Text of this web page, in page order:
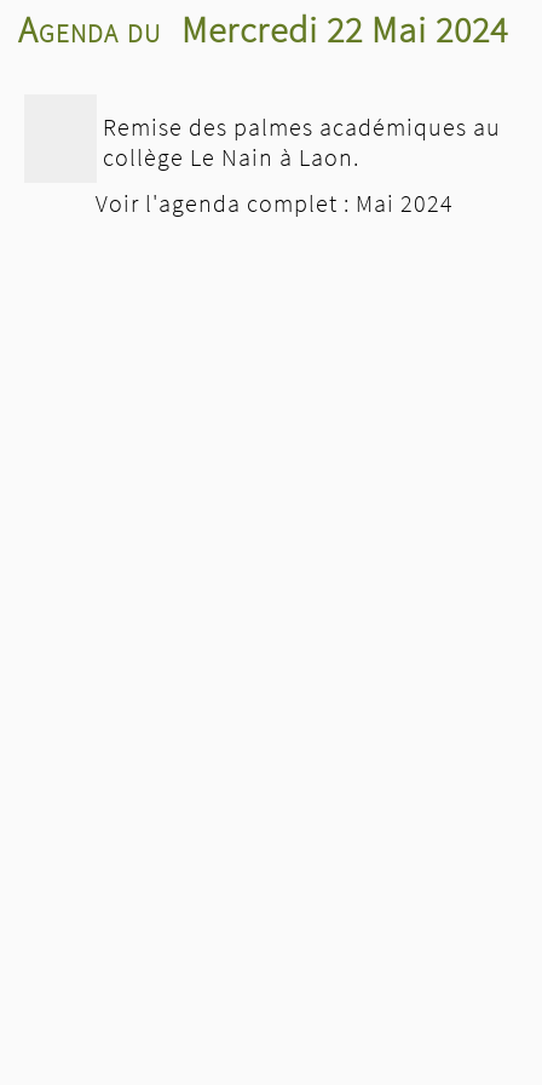
Agenda du Mercredi 22 Mai 2024
Remise des palmes académiques au
collège Le Nain à Laon.
Voir l'agenda complet : Mai 2024